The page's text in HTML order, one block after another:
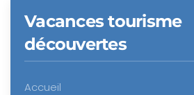
Vacances tourisme
découvertes
Accueil